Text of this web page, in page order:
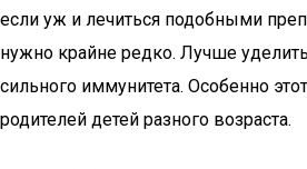
если уж и лечиться подобными
нужно крайне редко. Лучше
сильного иммунитета. Особенно
родителей детей разного возраста.